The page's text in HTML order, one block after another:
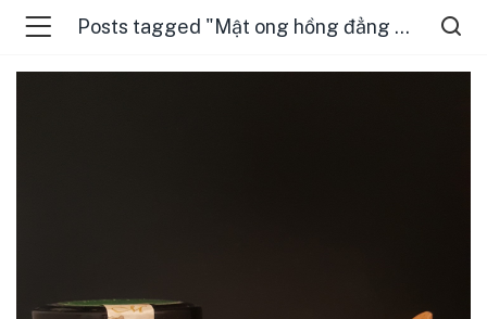
Posts tagged "Mật ong hồng đẳng sâm"